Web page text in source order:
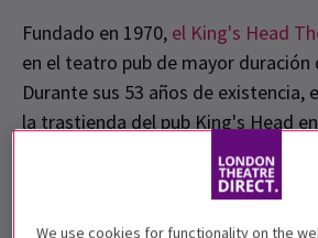
Fundado en 1970, el King's Head
en el teatro pub de mayor duración
Durante sus 53 años de existencia,
la trastienda del pub King's Head
Bajo la dirección del director
, cuyo mandato duró 35
We use cookies for functionality on the